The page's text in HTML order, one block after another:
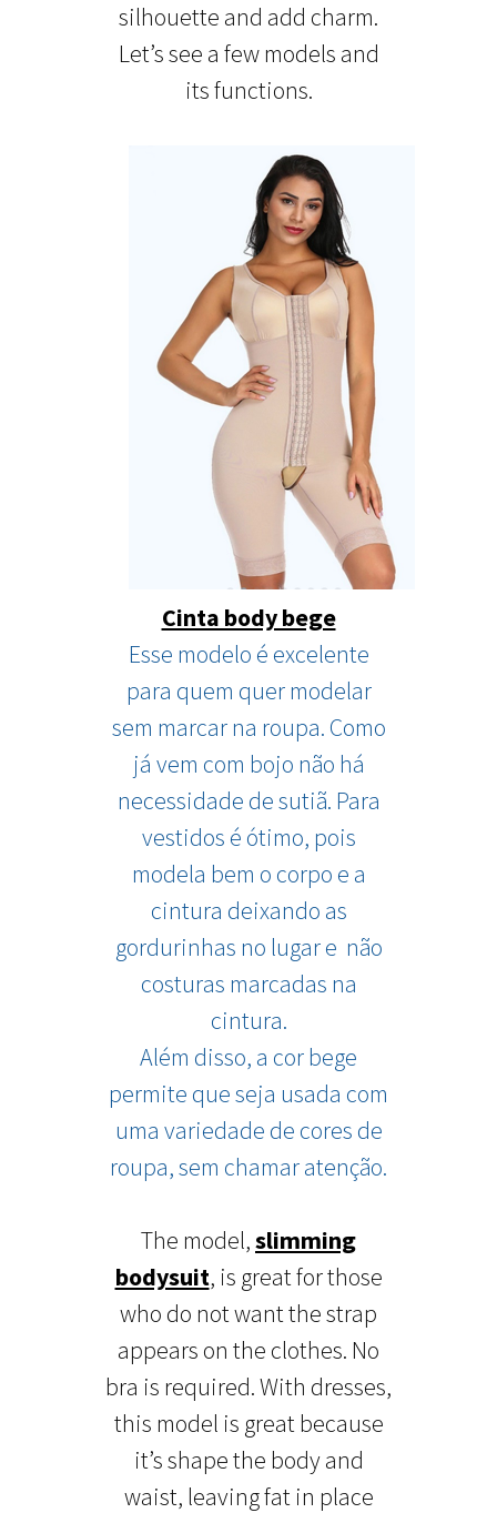
silhouette and add charm.
Let’s see a few models and
its functions.
Cinta body bege
Esse modelo é excelente
para quem quer modelar
sem marcar na roupa. Como
já vem com bojo não há
necessidade de sutiã. Para
vestidos é ótimo, pois
modela bem o corpo e a
cintura deixando as
gordurinhas no lugar e não
costuras marcadas na
cintura.
Além disso, a cor bege
permite que seja usada com
uma variedade de cores de
roupa, sem chamar atenção.
The model,slimming
bodysuit, is great for those
who do not want the strap
appears on the clothes. No
bra is required. With dresses,
this model is great because
it’s shape the body and
waist, leaving fat in place